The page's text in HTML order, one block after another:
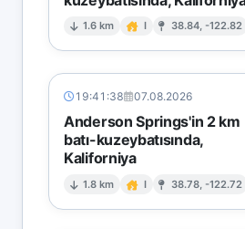
1.6 km I 38.84, -122.82
19:41:38 07.08.2026
Anderson Springs'in 2 km
batı-kuzeybatısında,
Kaliforniya
1.8 km I 38.78, -122.72